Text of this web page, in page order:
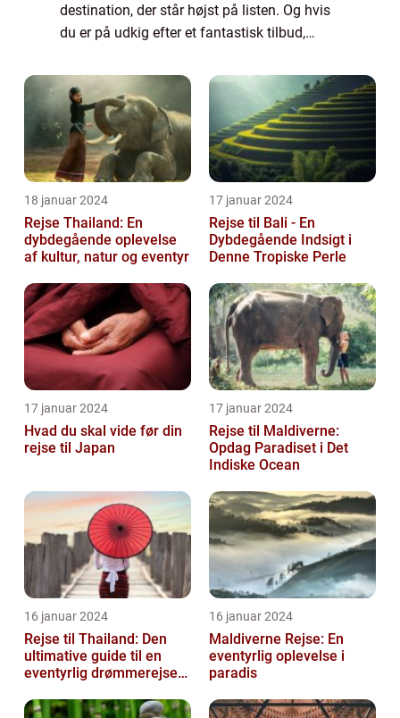
destination, der står højst på listen. Og hvis
du er på udkig efter et fantastisk tilbud,
Cypern? Denne artikel vil give en...
18 januar 2024
Rejse Thailand: En
dybdegående oplevelse
af kultur, natur og eventyr
17 januar 2024
Rejse til Bali - En
Dybdegående Indsigt i
Denne Tropiske Perle
17 januar 2024
Hvad du skal vide før din
rejse til Japan
17 januar 2024
Rejse til Maldiverne:
Opdag Paradiset i Det
Indiske Ocean
16 januar 2024
Rejse til Thailand: Den
ultimative guide til en
eventyrlig drømmerejse
16 januar 2024
Maldiverne Rejse: En
eventyrlig oplevelse i
paradis